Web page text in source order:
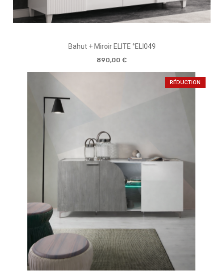
Bahut + Miroir ELITE °ELI049
890,00 €
RÉDUCTION